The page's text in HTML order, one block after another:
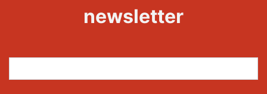
newsletter